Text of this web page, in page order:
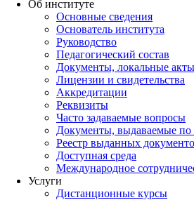
Об институте
Основные сведения
Основатель института
Руководство
Педагогический состав
Документы, локальные акты
Лицензии и свидетельства
Аккредитации
Реквизиты
Часто задаваемые вопросы
Документы, выдаваемые по
Реестр выданных
Доступная среда
Международное
Услуги
Дистанционные курсы